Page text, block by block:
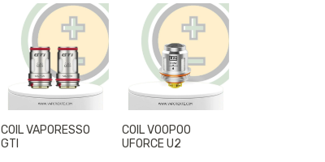
COIL VAPORESSO
GTI
COIL VOOPOO
UFORCE U2